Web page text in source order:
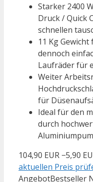
Starker 2400
Druck / Quick
schnellen
11 Kg
dennoch
Laufräder für
Weiter
für
Ideal für den
durch
104,90 EUR −5,90
aktuellen Preis
AngebotBestseller